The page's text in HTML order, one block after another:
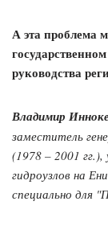
А эта проблема
руководства
Владимир
заместитель
(1978 – 2001 гг.),
гидроузлов на
специально для